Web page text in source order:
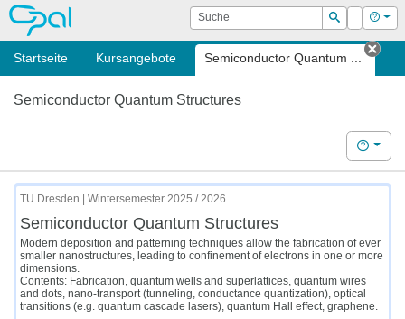
OPAL Suche
Suchen
Login Hilfe
Startseite Kursangebote Semiconductor Quantum ...
Semiconductor Quantum Structures
Hilfe
TU Dresden | Wintersemester 2025 / 2026
Semiconductor Quantum Structures
Modern deposition and patterning techniques allow the fabrication of ever
smaller nanostructures, leading to confinement of electrons in one or more
dimensions.
Contents: Fabrication, quantum wells and superlattices, quantum wires
and dots, nano-transport (tunneling, conductance quantization), optical
transitions (e.g. quantum cascade lasers), quantum Hall effect, graphene.